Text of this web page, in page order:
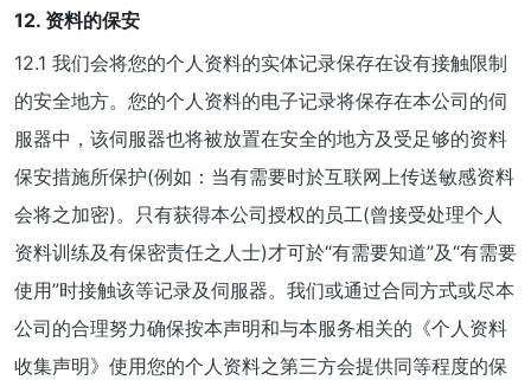
12. 资料的保安
12.1 我们会将您的个人资料的实体记录保存在设有接触限制
的安全地方。您的个人资料的电子记录将保存在本公司的伺
服器中，该伺服器也将被放置在安全的地方及受足够的资料
保安措施所保护(例如：当有需要时於互联网上传送敏感资料
会将之加密)。只有获得本公司授权的员工(曾接受处理个人
资料训练及有保密责任之人士)才可於“有需要知道”及“有需要
使用”时接触该等记录及伺服器。我们或通过合同方式或尽本
公司的合理努力确保按本声明和与本服务相关的《个人资料
收集声明》使用您的个人资料之第三方会提供同等程度的保